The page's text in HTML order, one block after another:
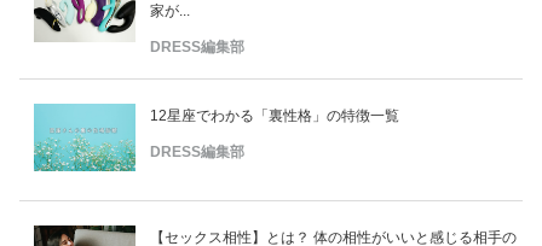
家が...
DRESS編集部
12星座でわかる「裏性格」の特徴一覧
DRESS編集部
【セックス相性】とは？ 体の相性がいいと感じる相手の